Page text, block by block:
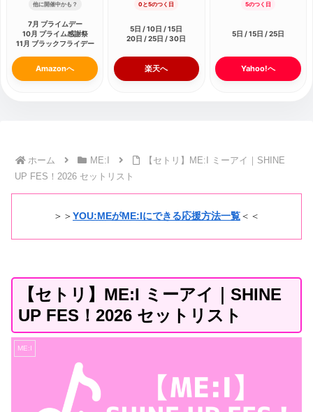
他に開催中かも？
7月 プライムデー
10月 プライム感謝祭
11月 ブラックフライデー
Amazonへ
0と5のつく日
5日 / 10日 / 15日
20日 / 25日 / 30日
楽天へ
5のつく日
5日 / 15日 / 25日
Yahoo!へ
ホーム ME:I
【セトリ】ME:I ミーアイ｜SHINE
UP FES！2026 セットリスト
＞＞ YOU:MEがME:Iにできる応援方法一覧 ＜＜
【セトリ】ME:I ミーアイ｜SHINE
UP FES！2026 セットリスト
ME:I